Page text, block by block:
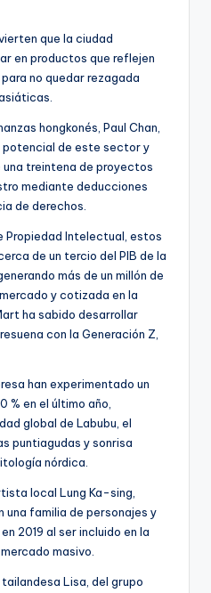
que la ciudad
en productos que reflejen
no quedar rezagada
hongkonés, Paul Chan,
potencial de este sector y
una treintena de proyectos
mediante deducciones
de derechos.
Propiedad Intelectual, estos
de un tercio del PIB de la
más de un millón de
y cotizada en la
ha sabido desarrollar
con la Generación Z,
han experimentado un
% en el último año,
global de Labubu, el
puntiagudas y sonrisa
nórdica.
local Lung Ka-sing,
una familia de personajes y
2019 al ser incluido en la
masivo.
Lisa, del grupo